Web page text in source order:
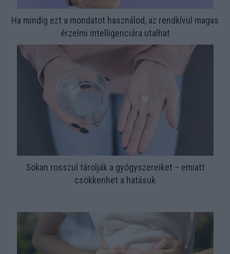
Ha mindig ezt a mondatot használod, az rendkívül magas
érzelmi intelligenciára utalhat
Sokan rosszul tárolják a gyógyszereiket – emiatt
csökkenhet a hatásuk